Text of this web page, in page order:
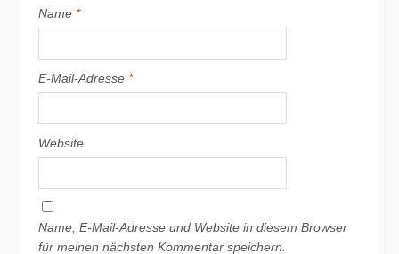
Name *
E-Mail-Adresse *
Website
Name, E-Mail-Adresse und Website in diesem Browser
für meinen nächsten Kommentar speichern.